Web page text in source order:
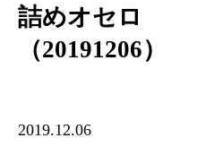
詰めオセロ
（20191206）
2019.12.06